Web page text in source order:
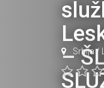
Srbija/